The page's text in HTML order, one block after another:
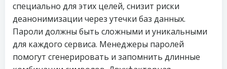
специально для этих целей, снизит риски
деанонимизации через утечки баз данных.
Пароли должны быть сложными и уникальными
для каждого сервиса. Менеджеры паролей
помогут сгенерировать и запомнить длинные